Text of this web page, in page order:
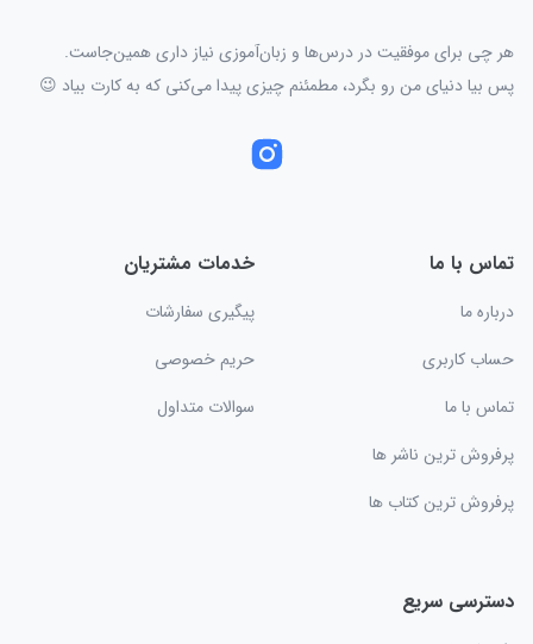
هر چی برای موفقیت در درس‌ها و زبان‌آموزی نیاز داری همین‌جاست.
پس بیا دنیای من رو بگرد، مطمئنم چیزی پیدا می‌کنی که به کارت بیاد 😉
تماس با ما
درباره ما
حساب کاربری
تماس با ما
پرفروش ترین ناشر ها
پرفروش ترین کتاب ها
خدمات مشتریان
پیگیری سفارشات
حریم خصوصی
سوالات متداول
دسترسی سریع